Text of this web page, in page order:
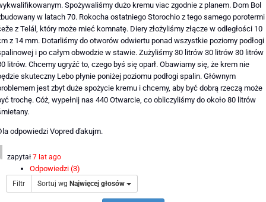
Spożywaliśmy dużo kremu viac zgodnie z planem. Dom Bol
w latach 70. Rokocha ostatniego Storochio z tego samego porotermi
z Telál, który może mieć komnatę. Diery złożyliśmy złącze w odległości 10
z 14 mm. Dotarliśmy do otworów odwiertu ponad wszystkie poziomy podłogi
i po całym obwodzie w stawie. Zużyliśmy 30 litrów 30 litrów 30 litrów
litrów. Chcemy ugryźć to, czego byś się oparł. Obawiamy się, że krem ​​nie
skuteczny Lebo płynie poniżej poziomu podłogi spalin. Głównym
jest zbyt duże spożycie kremu i chcemy, aby być dobrą rzeczą może
trochę. Cóż, wypełnij nas 440 Otwarcie, co obliczyliśmy do około 80 litrów
odpowiedzi Vopred ďakujm.
zapytał 7 lat ago
Odpowiedzi (3)
Filtr Sortuj wg Najwięcej głosów